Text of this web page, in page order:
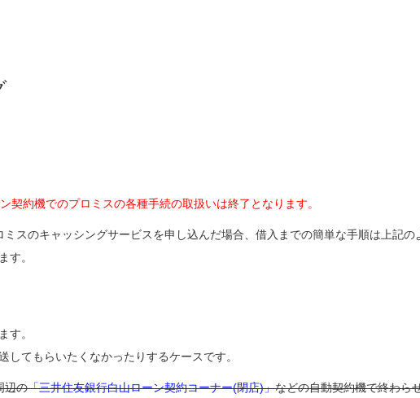
約機でのプロミスの各種手続の取扱いは終了となります。
スのキャッシングサービスを申し込んだ場合、借入までの簡単な手順は上記の
す。
す。
てもらいたくなかったりするケースです。
辺の「三井住友銀行白山ローン契約コーナー(閉店)」などの自動契約機で終わら